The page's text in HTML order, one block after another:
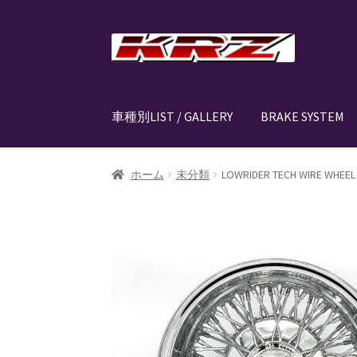
ナ
ビ
シ
へ
コ
ン
ツ
キ
車種別LIST / GALLERY BRAKE SYSTEM
ホーム AIR SUSPENSION KITAIR
CLASSIC FORGED one-off billet wheel for
EZ-AIR パワーユニット SYSTEM
ホーム 未分類 LOWRIDER TECH WIRE